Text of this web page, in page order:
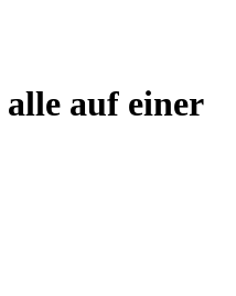
alle auf einer